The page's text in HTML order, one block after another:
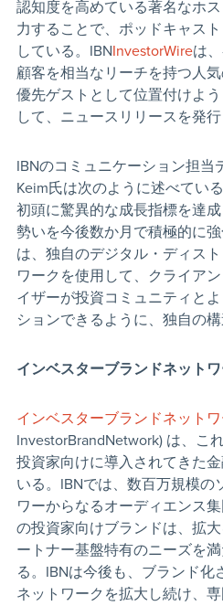
認知度を高めている著名なホ
力することで、ポッドキャス
している。IBNInvestorWireは
顧客を相当なリーチを持つ人
優先ゲストとして位置付けよ
して、ニュースリリースを発行
IBNのコミュニケーション担当
Keim氏は次のように述べてい
初頭に驚異的な成長指標を達
勢いを今後数か月で積極的に
は、独自のデジタル・ディス
ワークを使用して、クライア
イザーが投資コミュニティと
ションできるように、独自の
インベスターブランドネット
インベスターブランドネットワ
InvestorBrandNetwork) は、こ
投資家向けに導入されてきた
いる。IBNでは、数百万規模の
ワーからなるオーディエンス
の投資家向けブランドは、拡
ートナー基盤特有のニーズを
る。IBNは今後も、ブランド化
ネットワークを拡大し続け、